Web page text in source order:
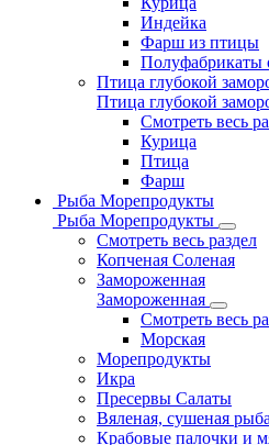
Индейка
Фарш из птицы
Полуфабрикаты
Птица глубокой
Птица глубокой
Смотреть весь
Курица
Птица
Фарш
Рыба Морепродукты
Рыба Морепродукты
Смотреть весь раздел
Копченая Соленая
Замороженная
Замороженная
Смотреть весь
Морская
Морепродукты
Икра
Пресервы Салаты
Вяленая, сушеная
Крабовые палочки и